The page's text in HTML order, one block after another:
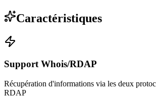
Caractéristiques
Support Whois/RDAP
Récupération d'informations via les deux
RDAP